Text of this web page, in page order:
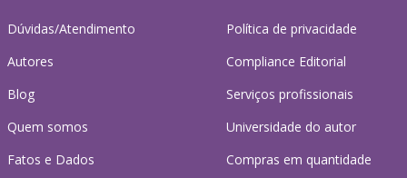
Dúvidas/Atendimento
Autores
Blog
Quem somos
Fatos e Dados
Política de privacidade
Compliance Editorial
Serviços profissionais
Universidade do autor
Compras em quantidade